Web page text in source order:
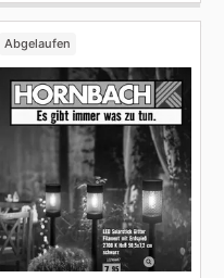
Abgelaufen